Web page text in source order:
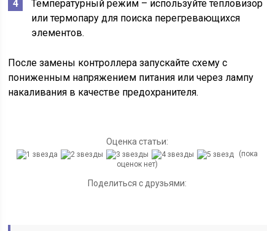
Температурный режим – используйте тепловизор
или термопару для поиска перегревающихся
элементов.
После замены контроллера запускайте схему с
пониженным напряжением питания или через лампу
накаливания в качестве предохранителя.
Оценка статьи:
(пока
оценок нет)
Поделиться с друзьями: